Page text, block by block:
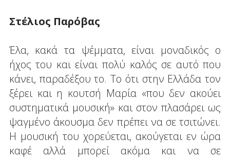
Στέλιος Παρόβας
Έλα, κακά τα ψέμματα, είναι μοναδικός ο
ήχος του και είναι πολύ καλός σε αυτό που
κάνει, παραδέξου το. Το ότι στην Ελλάδα τον
ξέρει και η κουτσή Μαρία «που δεν ακούει
συστηματικά μουσική» και στον πλασάρει ως
ψαγμένο άκουσμα δεν πρέπει να σε τσιτώνει.
Η μουσική του χορεύεται, ακούγεται εν ώρα
καφέ αλλά μπορεί ακόμα και να σε